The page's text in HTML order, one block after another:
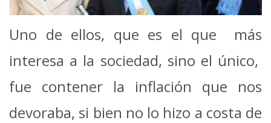
Uno de ellos, que es el que más
interesa a la sociedad, sino el único,
fue contener la inflación que nos
devoraba, si bien no lo hizo a costa de